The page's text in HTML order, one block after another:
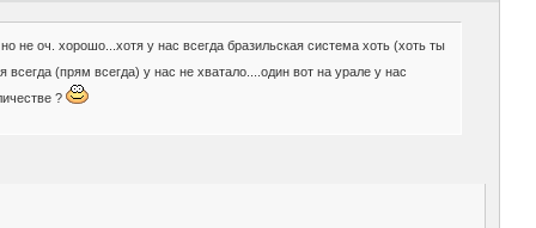
не оч. хорошо...хотя у нас всегда бразильская система хоть (хоть ты
(прям всегда) у нас не хватало....один вот на урале у нас
?